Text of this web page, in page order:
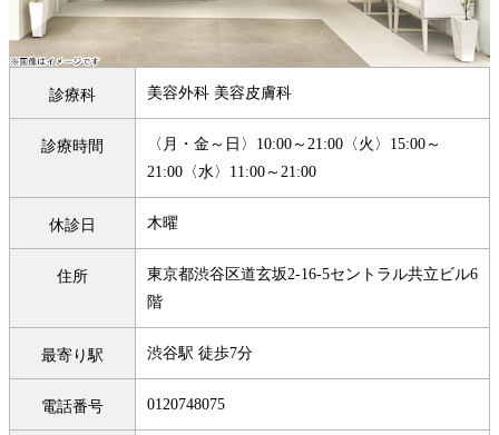
診療科 美容外科 美容皮膚科
診療時間
〈月・金～日〉10:00～21:00〈火〉15:00～
21:00〈水〉11:00～21:00
休診日 木曜
住所
東京都渋谷区道玄坂2-16-5セントラル共立ビル6
階
最寄り駅 渋谷駅 徒歩7分
電話番号 0120748075